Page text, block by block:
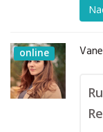
online